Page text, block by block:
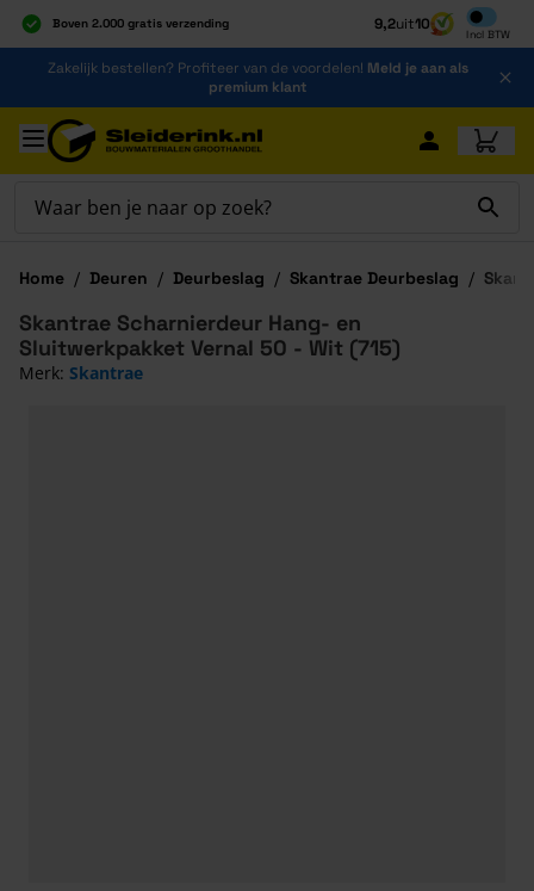
Boven 2.000 gratis verzending
Al 40 jaar dé specialist
Alles onder één dak
9,2uit10
Incl BTW
Inclusief
Ga naar de inhoud
Zakelijk bestellen? Profiteer van de voordelen! Meld je aan als
premium klant
Ga naar hoofdinhoud
Home / Deuren / Deurbeslag / Skantrae Deurbeslag /
Skantrae Scharnierdeur Hang- en
Sluitwerkpakket Vernal 50 - Wit (715)
Merk: Skantrae